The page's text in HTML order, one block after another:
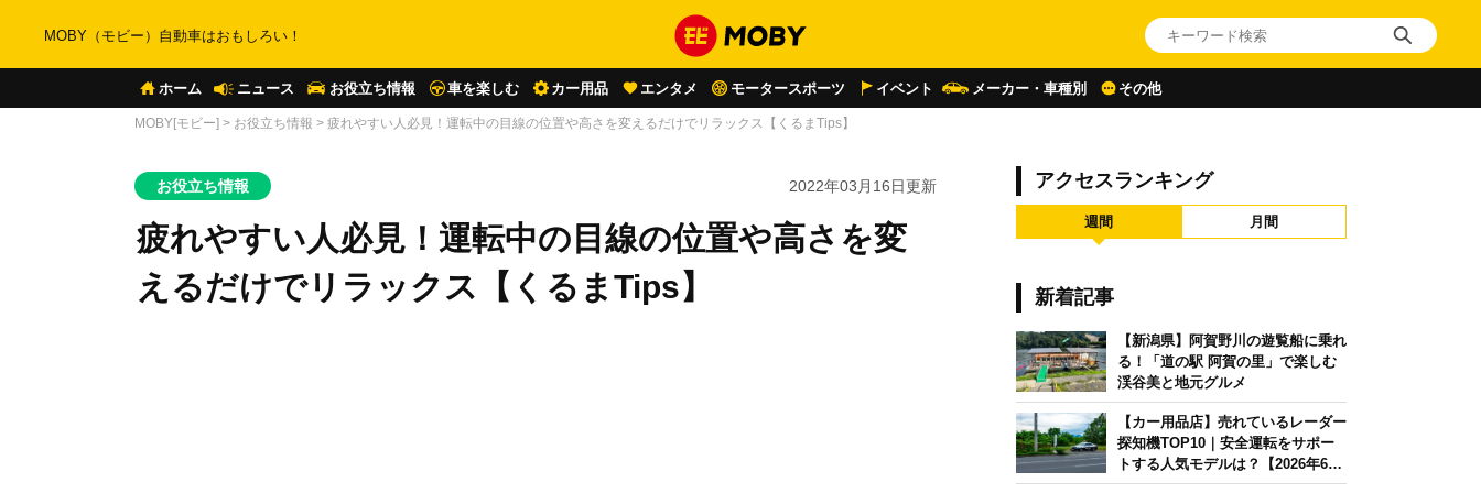
MOBY（モビー）自動車はおもしろい！
ホーム ニュース お役立ち情報 車を楽しむ カー用品 エンタメ モータースポーツ イベント メーカー・車種別 その他
MOBY[モビー] > お役立ち情報 > 疲れやすい人必見！運転中の目線の位置や高さを変えるだけでリラックス【くるまTips】
お役立ち情報 2022年03月16日更新
疲れやすい人必見！運転中の目線の位置や高さを変
えるだけでリラックス【くるまTips】
アクセスランキング
週間 月間
新着記事
【新潟県】阿賀野川の遊覧船に乗れ
る！「道の駅 阿賀の里」で楽しむ
渓谷美と地元グルメ
【カー用品店】売れているレーダー
探知機TOP10｜安全運転をサポー
トする人気モデルは？【2026年6月
版】